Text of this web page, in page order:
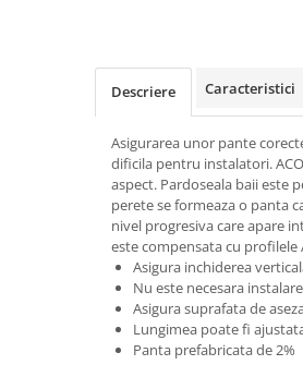
Mortare Hidroizolante
Accesorii Hidroizolatii
Membrane Lichide
Piatra Naturala
Gresie Faianta
Adeziv termosistem
Descriere Caracteristici
Asigurarea unor pante
dificila pentru instalatori.
aspect. Pardoseala baii este
perete se formeaza o panta
nivel progresiva care apare
este compensata cu profilele
Asigura inchiderea
Nu este necesara
Asigura suprafata de
Lungimea poate fi
Panta prefabricata de 2%